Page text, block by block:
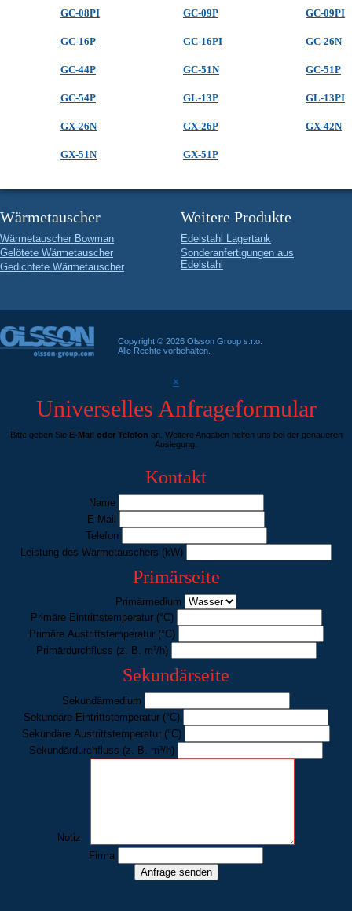
GC-08PI GC-09P GC-09PI
GC-16P GC-16PI GC-26N
GC-44P GC-51N GC-51P
GC-54P GL-13P GL-13PI
GX-26N GX-26P GX-42N
GX-51N GX-51P
Wärmetauscher
Wärmetauscher Bowman
Gelötete Wärmetauscher
Gedichtete Wärmetauscher
Weitere Produkte
Edelstahl Lagertank
Sonderanfertigungen aus
Edelstahl
Copyright © 2026 Olsson Group s.r.o.
Alle Rechte vorbehalten.
×
Universelles Anfrageformular
Bitte geben Sie E-Mail oder Telefon an. Weitere Angaben helfen uns bei der genaueren
Auslegung.
Kontakt
Name
E-Mail
Telefon
Leistung des Wärmetauschers (kW)
Primärseite
Primärmedium
Primäre Eintrittstemperatur (°C)
Primäre Austrittstemperatur (°C)
Primärdurchfluss (z. B. m³/h)
Sekundärseite
Sekundärmedium
Sekundäre Eintrittstemperatur (°C)
Sekundäre Austrittstemperatur (°C)
Sekundärdurchfluss (z. B. m³/h)
Notiz
Firma